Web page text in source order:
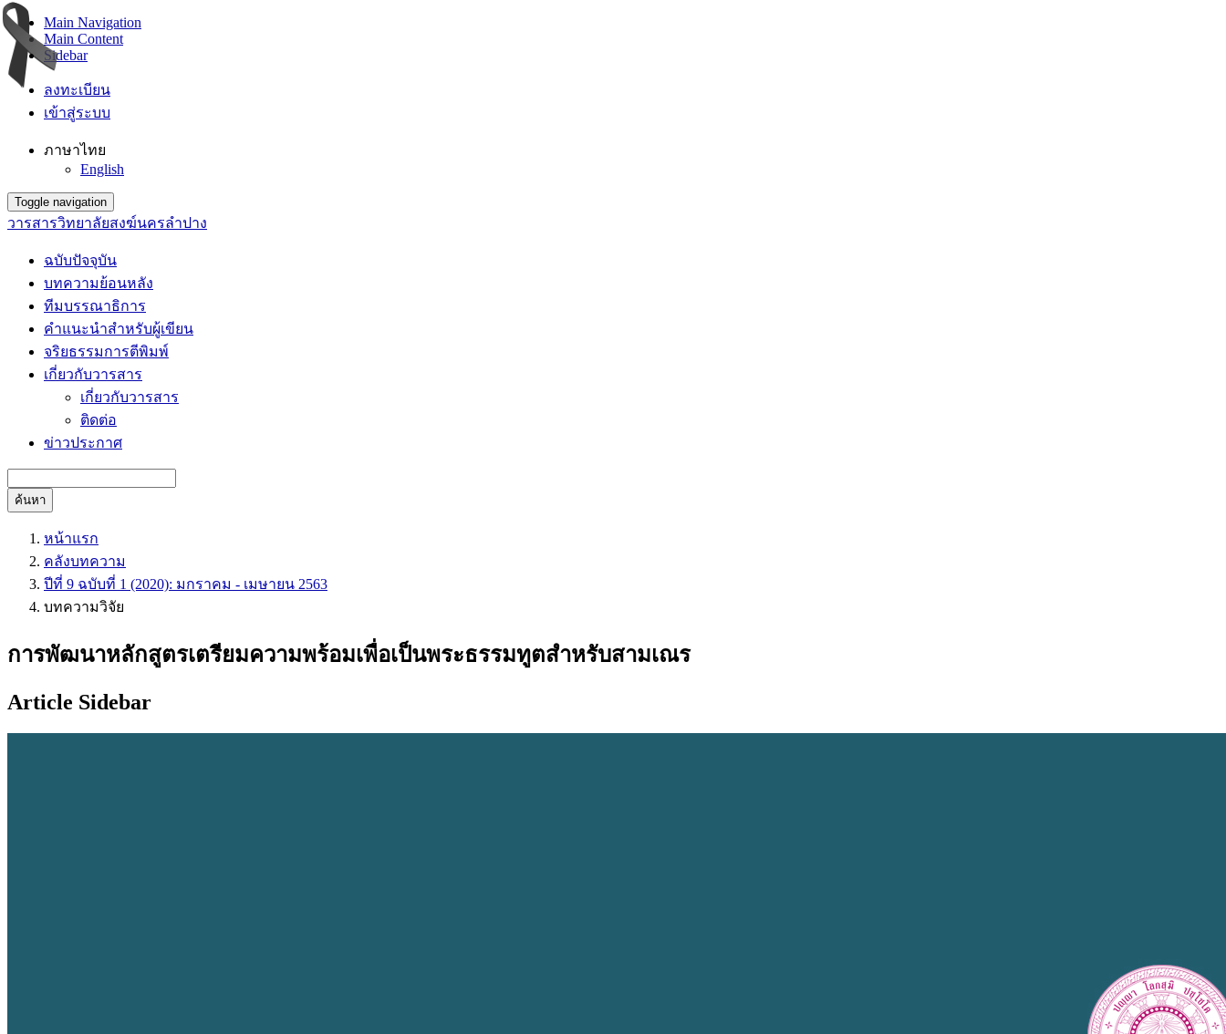
Main Navigation
Main Content
Sidebar
ลงทะเบียน
เข้าสู่ระบบ
ภาษาไทย
English
Toggle navigation
วารสารวิทยาลัยสงฆ์นครลำปาง
ฉบับปัจจุบัน
บทความย้อนหลัง
ทีมบรรณาธิการ
คำแนะนำสำหรับผู้เขียน
จริยธรรมการตีพิมพ์
เกี่ยวกับวารสาร
เกี่ยวกับวารสาร
ติดต่อ
ข่าวประกาศ
ค้นหา
หน้าแรก
คลังบทความ
ปีที่ 9 ฉบับที่ 1 (2020): มกราคม - เมษายน 2563
บทความวิจัย
การพัฒนาหลักสูตรเตรียมความพร้อมเพื่อเป็นพระธรรมทูตสำหรับสามเณร
Article Sidebar